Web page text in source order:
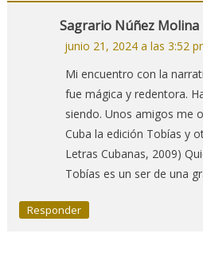
Sagrario Núñez Molina
junio 21, 2024 a las 3:52
Mi encuentro con la
fue mágica y redentora.
siendo. Unos amigos me
Cuba la edición Tobías y
Letras Cubanas, 2009)
Tobías es un ser de una
Responder